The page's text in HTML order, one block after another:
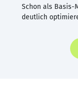
Schon als Basis-
deutlich